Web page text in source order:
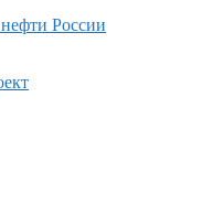
России